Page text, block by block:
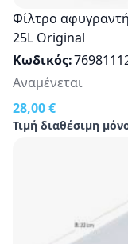
Φίλτρο
25L Original
Κωδικός
28,00 €
Τιμή διαθέσιμη
Αναμένεται